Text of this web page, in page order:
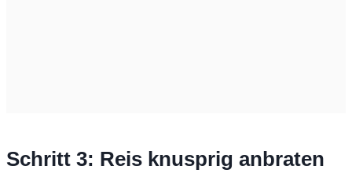
Schritt 3: Reis knusprig anbraten